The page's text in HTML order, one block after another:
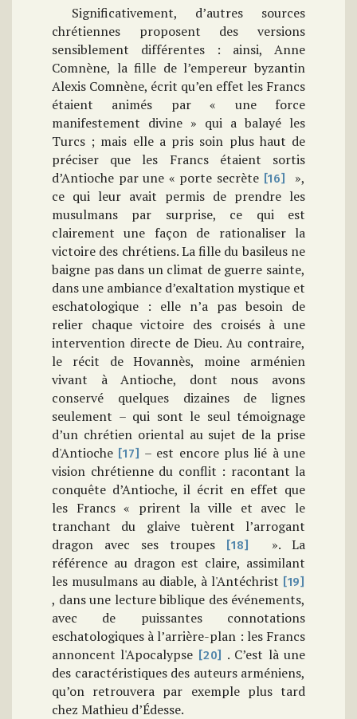
Significativement, d’autres sources
chrétiennes proposent des versions
sensiblement différentes : ainsi, Anne
Comnène, la fille de l’empereur byzantin
Alexis Comnène, écrit qu’en effet les Francs
étaient animés par « une force
manifestement divine » qui a balayé les
Turcs ; mais elle a pris soin plus haut de
préciser que les Francs étaient sortis
d’Antioche par une « porte secrète [16]
»,
ce qui leur avait permis de prendre les
musulmans par surprise, ce qui est
clairement une façon de rationaliser la
victoire des chrétiens. La fille du basileus ne
baigne pas dans un climat de guerre sainte,
dans une ambiance d’exaltation mystique et
eschatologique : elle n’a pas besoin de
relier chaque victoire des croisés à une
intervention directe de Dieu. Au contraire,
le récit de Hovannès, moine arménien
vivant à Antioche, dont nous avons
conservé quelques dizaines de lignes
seulement – qui sont le seul témoignage
d’un chrétien oriental au sujet de la prise
d'Antioche [17] – est encore plus lié à une
vision chrétienne du conflit : racontant la
conquête d’Antioche, il écrit en effet que
les Francs « prirent la ville et avec le
tranchant du glaive tuèrent l’arrogant
dragon avec ses troupes
[18]
». La
référence au dragon est claire, assimilant
les musulmans au diable, à l'Antéchrist [19]
, dans une lecture biblique des événements,
avec de puissantes connotations
eschatologiques à l’arrière-plan : les Francs
annoncent l'Apocalypse [20]
. C’est là une
des caractéristiques des auteurs arméniens,
qu’on retrouvera par exemple plus tard
chez Mathieu d’Édesse.